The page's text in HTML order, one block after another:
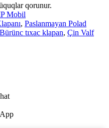
qorunur.
Mobil
, Paslanmayan Polad
Bürünc tıxac klapan, Çin Valf